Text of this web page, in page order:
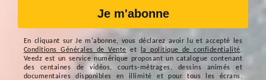
Je m'abonne
En cliquant surJe m'abonne, vous déclarez avoir lu et accepté les
Conditions Générales de Vente et la politique de confidentialité.
Veedz est un service numérique proposant un catalogue contenant
des centaines de vidéos, courts-métrages, dessins animés et
documentaires disponibles en illimité et pour tous les écrans.